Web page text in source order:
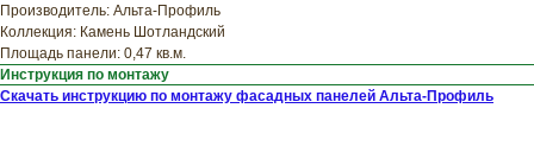
Производитель: Альта-Профиль
Коллекция: Камень Шотландский
Площадь панели: 0,47 кв.м.
Инструкция по монтажу
Скачать инструкцию по монтажу фасадных панелей Альта-Профиль